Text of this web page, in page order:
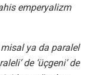
emperyalizm
ya da paralel
de ‘üçgeni’ de